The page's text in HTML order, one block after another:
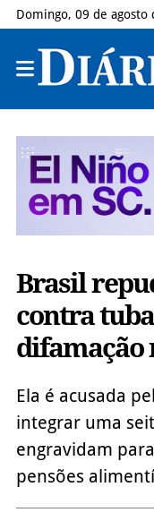
Domingo, 09 de agosto
Brasil
contra
difamação
Ela é acusada
integrar uma
engravidam
pensões